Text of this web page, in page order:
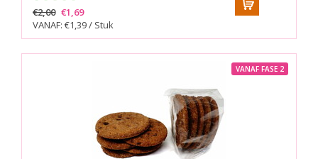
€2,00 €1,69
VANAF: €1,39 / Stuk
VANAF FASE 2